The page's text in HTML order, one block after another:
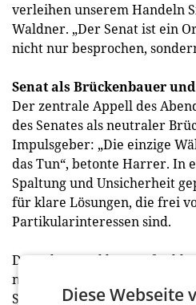
verleihen unserem Handeln
Waldner. „Der Senat ist ein
nicht nur besprochen,
Senat als Brückenbauer
Der zentrale Appell des
des Senates als neutraler
Impulsgeber: „Die einzige
das Tun“, betonte Harrer. In
Spaltung und Unsicherheit
für klare Lösungen, die frei
Partikularinteressen sind.
Der Jahresausklang auf
nur ein festlicher Höhepunkt,
Statement für Werte, Wandel
Diese Webseite